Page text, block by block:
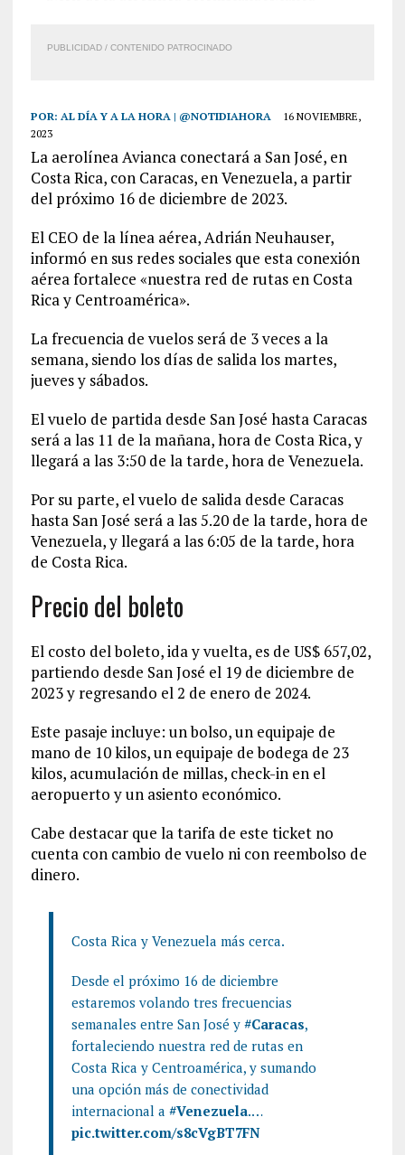
PUBLICIDAD / CONTENIDO PATROCINADO
POR: AL DÍA Y A LA HORA | @NOTIDIAHORA
16 NOVIEMBRE,
2023
La aerolínea Avianca conectará a San José, en
Costa Rica, con Caracas, en Venezuela, a partir
del próximo 16 de diciembre de 2023.
El CEO de la línea aérea, Adrián Neuhauser,
informó en sus redes sociales que esta conexión
aérea fortalece «nuestra red de rutas en Costa
Rica y Centroamérica».
La frecuencia de vuelos será de 3 veces a la
semana, siendo los días de salida los martes,
jueves y sábados.
El vuelo de partida desde San José hasta Caracas
será a las 11 de la mañana, hora de Costa Rica, y
llegará a las 3:50 de la tarde, hora de Venezuela.
Por su parte, el vuelo de salida desde Caracas
hasta San José será a las 5.20 de la tarde, hora de
Venezuela, y llegará a las 6:05 de la tarde, hora
de Costa Rica.
Precio del boleto
El costo del boleto, ida y vuelta, es de US$ 657,02,
partiendo desde San José el 19 de diciembre de
2023 y regresando el 2 de enero de 2024.
Este pasaje incluye: un bolso, un equipaje de
mano de 10 kilos, un equipaje de bodega de 23
kilos, acumulación de millas, check-in en el
aeropuerto y un asiento económico.
Cabe destacar que la tarifa de este ticket no
cuenta con cambio de vuelo ni con reembolso de
dinero.
Costa Rica y Venezuela más cerca.
Desde el próximo 16 de diciembre
estaremos volando tres frecuencias
semanales entre San José y #Caracas,
fortaleciendo nuestra red de rutas en
Costa Rica y Centroamérica, y sumando
una opción más de conectividad
internacional a #Venezuela.…
pic.twitter.com/s8cVgBT7FN